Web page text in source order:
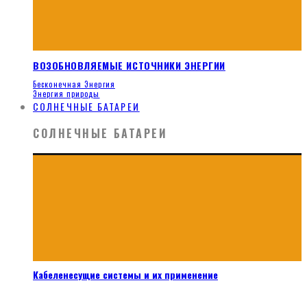
ВОЗОБНОВЛЯЕМЫЕ ИСТОЧНИКИ ЭНЕРГИИ
Бесконечная Энергия
Энергия природы
СОЛНЕЧНЫЕ БАТАРЕИ
СОЛНЕЧНЫЕ БАТАРЕИ
Кабеленесущие системы и их применение